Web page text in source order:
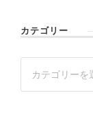
カテゴリー